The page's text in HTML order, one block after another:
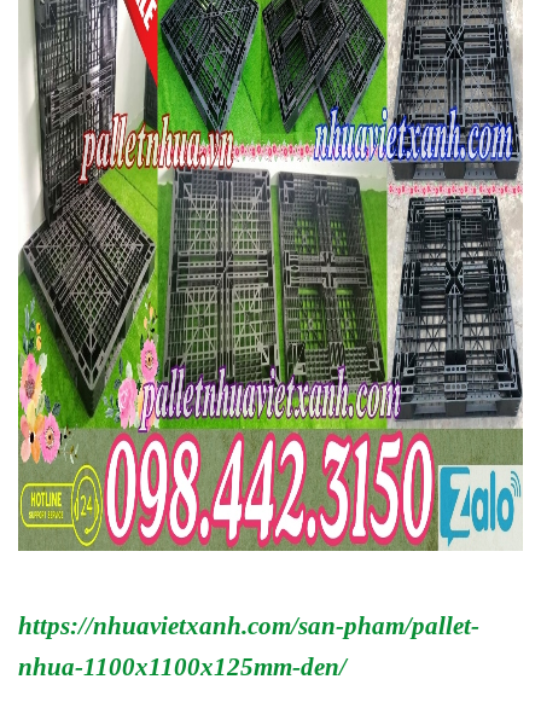
https://nhuavietxanh.com/san-pham/pallet-
nhua-1100x1100x125mm-den/